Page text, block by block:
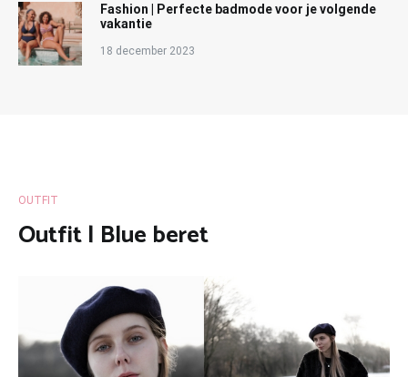
Fashion | Perfecte badmode voor je volgende
vakantie
18 december 2023
OUTFIT
Outfit | Blue beret